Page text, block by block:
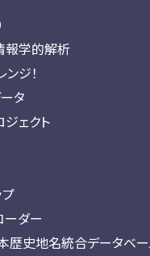
報学的解析
ンジ！
タ
ェクト
ーダー
歴史地名統合データベー